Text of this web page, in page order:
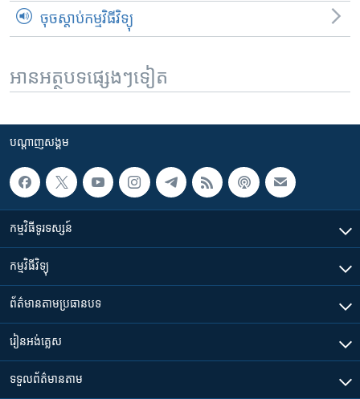
ចុចស្តាប់កម្មវិធីវិទ្យុ
អានអត្ថបទផ្សេងៗទៀត
បណ្តាញ​សង្គម
កម្មវិធី​ទូរទស្សន៍
កម្មវិធី​វិទ្យុ
ព័ត៌មាន​តាមប្រធានបទ​
រៀន​​អង់គ្លេស
ទទួល​ព័ត៌មាន​តាម